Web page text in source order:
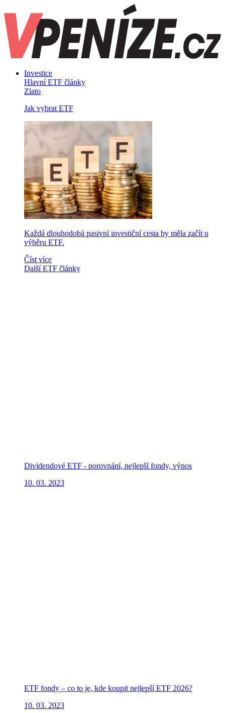
Investice
Hlavní ETF články
Zlato
Jak vybrat ETF
Každá dlouhodobá pasivní investiční cesta by měla začít u
výběru ETF.
Číst více
Další ETF články
Dividendové ETF - porovnání, nejlepší fondy, výnos
10. 03. 2023
ETF fondy – co to je, kde koupit nejlepší ETF 2026?
10. 03. 2023